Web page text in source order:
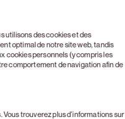
utilisons des cookies et des
optimal de notre site web, tandis
cookies personnels (y compris les
comportement de navigation afin de
. Vous trouverez plus d’informations sur